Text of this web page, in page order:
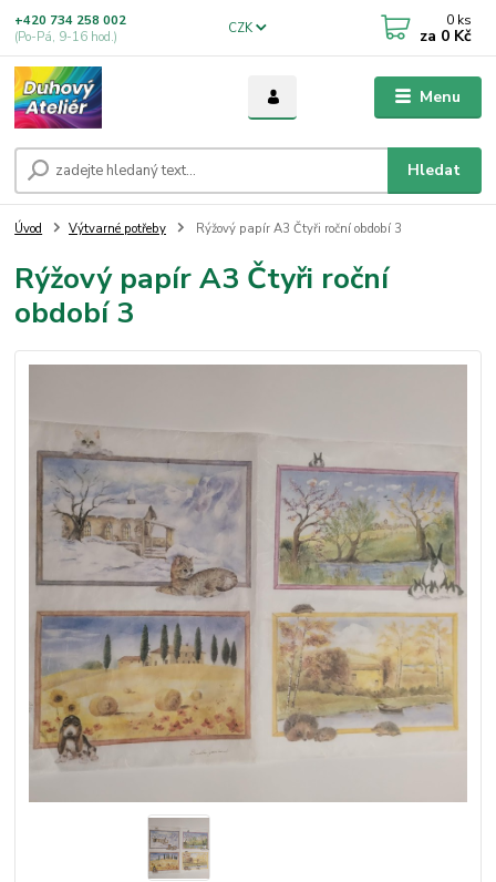
Menu
CZK
Hledat
+420 734 258 002
(Po-Pá, 9-16 hod.)
0 ks
za 0 Kč
Úvod Výtvarné potřeby Rýžový papír A3 Čtyři roční období 3
Rýžový papír A3 Čtyři roční
období 3